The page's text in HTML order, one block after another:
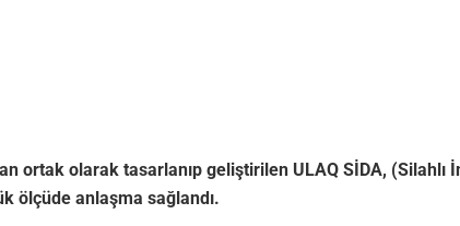
ortak olarak tasarlanıp geliştirilen ULAQ SİDA, (Silahlı
ölçüde anlaşma sağlandı.